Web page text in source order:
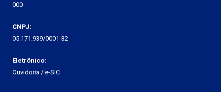
000
CNPJ:
05.171.939/0001-32
Eletrônico:
Ouvidoria / e-SIC